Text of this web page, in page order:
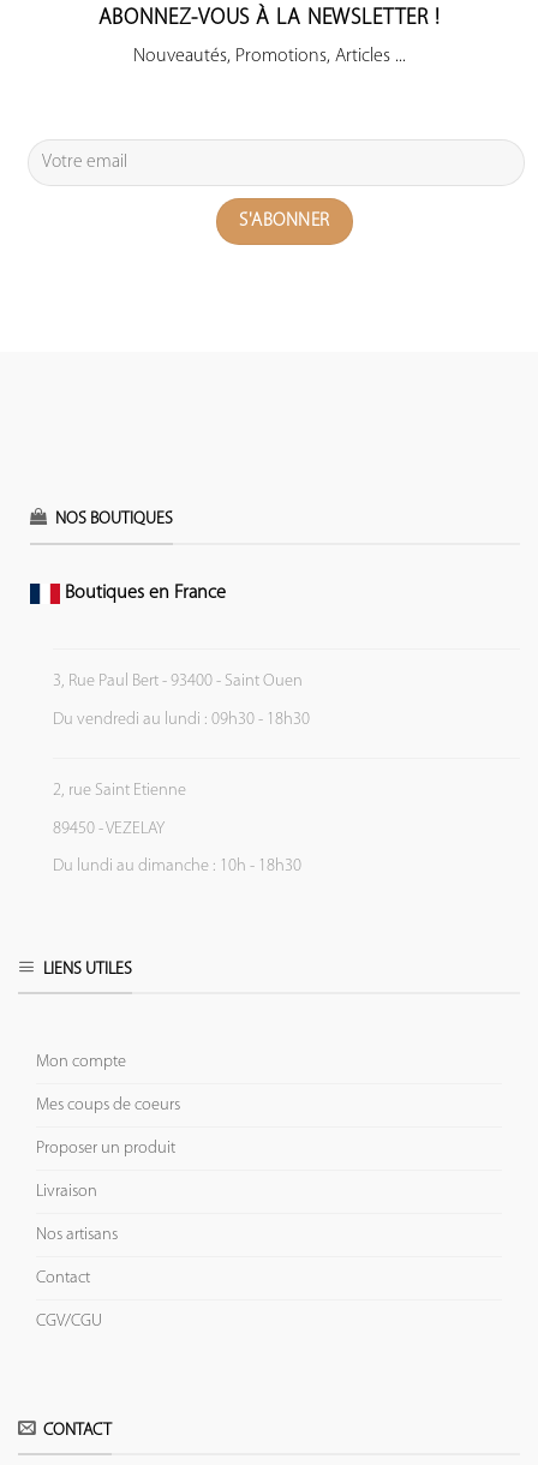
ABONNEZ-VOUS À LA NEWSLETTER !
Nouveautés, Promotions, Articles ...
NOS BOUTIQUES
Boutiques en France
3, Rue Paul Bert - 93400 - Saint Ouen
Du vendredi au lundi : 09h30 - 18h30
2, rue Saint Etienne
89450 - VEZELAY
Du lundi au dimanche : 10h - 18h30
LIENS UTILES
Mon compte
Mes coups de coeurs
Proposer un produit
Livraison
Nos artisans
Contact
CGV/CGU
CONTACT